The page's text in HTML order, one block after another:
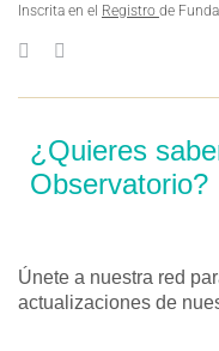
Inscrita en el Registro de
¿Quieres
Observatorio?
Únete a nuestra red
actualizaciones de